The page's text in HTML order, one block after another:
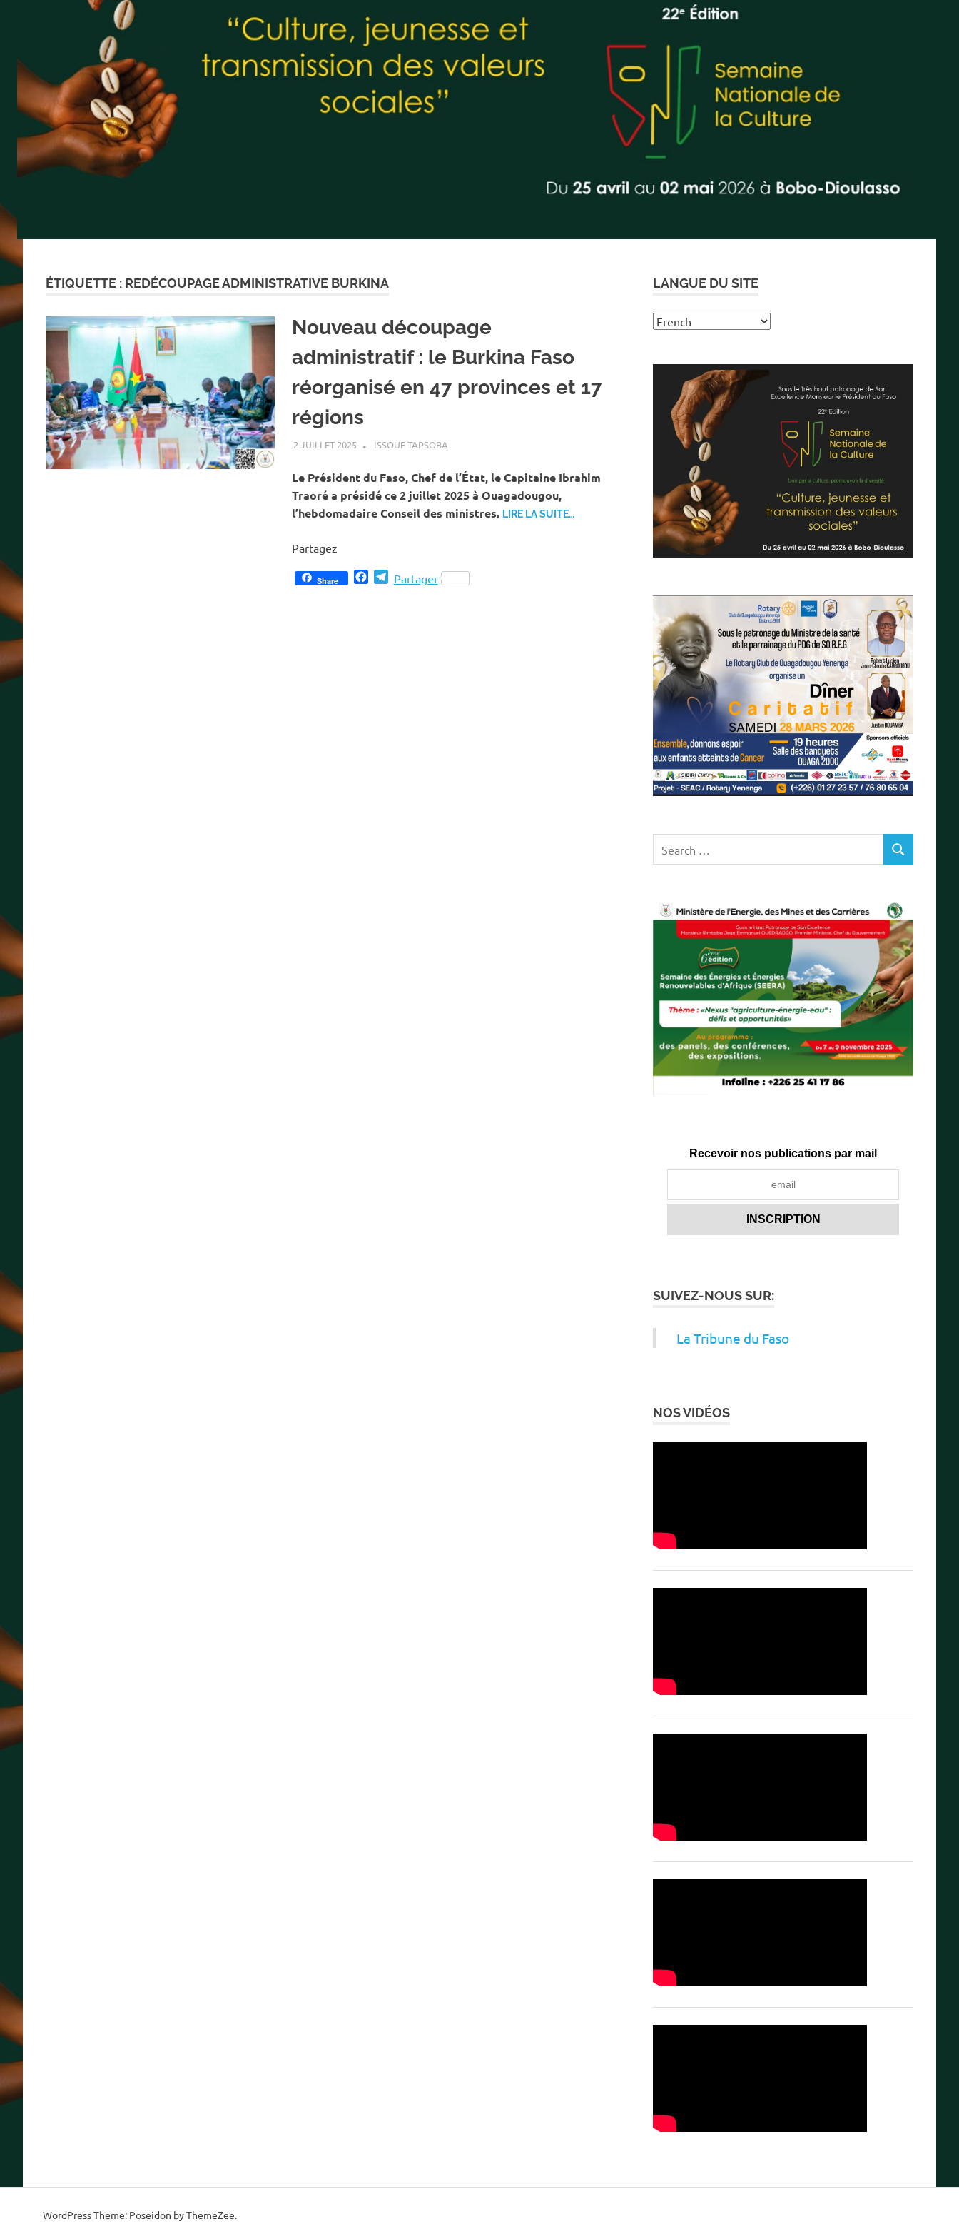
ÉTIQUETTE : REDÉCOUPAGE ADMINISTRATIVE BURKINA
Nouveau découpage
administratif : le Burkina Faso
réorganisé en 47 provinces et 17
régions
2 JUILLET 2025 ISSOUF TAPSOBA
Le Président du Faso, Chef de l’État, le Capitaine Ibrahim
Traoré a présidé ce 2 juillet 2025 à Ouagadougou,
l’hebdomadaire Conseil des ministres. LIRE LA SUITE…
Partagez
Share FacebookTelegram
Partager
LANGUE DU SITE
for:
SEARCH
Recevoir nos publications par mail
SUIVEZ-NOUS SUR:
La Tribune du Faso
NOS VIDÉOS
WordPress Theme: Poseidon by ThemeZee.